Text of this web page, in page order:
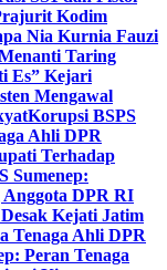
Kodim
Nia Kurnia Fauzi
Taring
Es” Kejari
Mengawal
Korupsi BSPS
Ahli DPR
Terhadap
Sumenep:
Anggota DPR RI
Kejati Jatim
Tenaga Ahli DPR
Peran Tenaga